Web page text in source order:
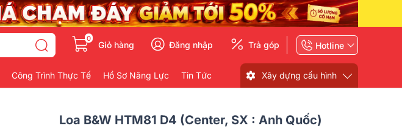
0
Giỏ hàng Đăng nhập Trả góp Hotline
Công Trình Thực Tế Hồ Sơ Năng Lực Tin Tức Xây dựng cấu hình
Loa B&W HTM81 D4 (Center, SX : Anh Quốc)